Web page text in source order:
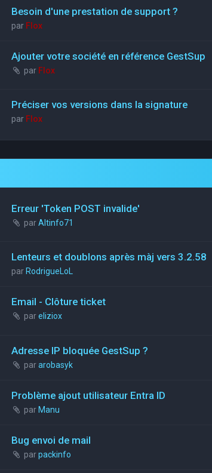
Besoin d'une prestation de support ?
par Flox
Ajouter votre société en référence GestSup
par Flox
Préciser vos versions dans la signature
par Flox
Erreur 'Token POST invalide'
parAltinfo71
Lenteurs et doublons après màj vers 3.2.58
par RodrigueLoL
Email - Clôture ticket
pareliziox
Adresse IP bloquée GestSup ?
pararobasyk
Problème ajout utilisateur Entra ID
parManu
Bug envoi de mail
parpackinfo